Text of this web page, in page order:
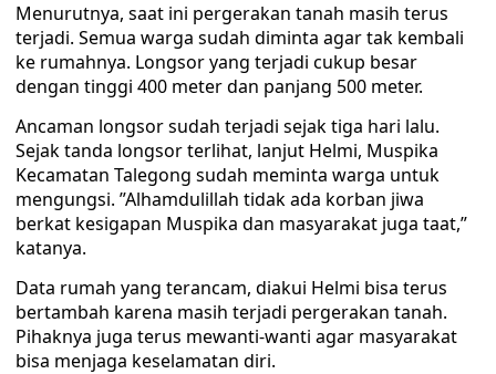
Menurutnya, saat ini pergerakan tanah masih terus
terjadi. Semua warga sudah diminta agar tak kembali
ke rumahnya. Longsor yang terjadi cukup besar
dengan tinggi 400 meter dan panjang 500 meter.
Ancaman longsor sudah terjadi sejak tiga hari lalu.
Sejak tanda longsor terlihat, lanjut Helmi, Muspika
Kecamatan Talegong sudah meminta warga untuk
mengungsi. ”Alhamdulillah tidak ada korban jiwa
berkat kesigapan Muspika dan masyarakat juga taat,”
katanya.
Data rumah yang terancam, diakui Helmi bisa terus
bertambah karena masih terjadi pergerakan tanah.
Pihaknya juga terus mewanti-wanti agar masyarakat
bisa menjaga keselamatan diri.